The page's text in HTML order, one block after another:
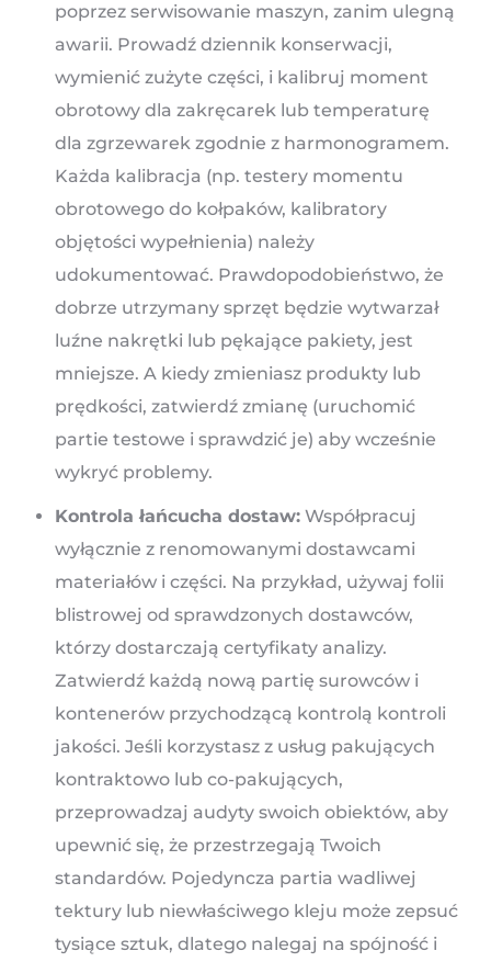
poprzez serwisowanie maszyn, zanim ulegną
awarii. Prowadź dziennik konserwacji,
wymienić zużyte części, i kalibruj moment
obrotowy dla zakręcarek lub temperaturę
dla zgrzewarek zgodnie z harmonogramem.
Każda kalibracja (np. testery momentu
obrotowego do kołpaków, kalibratory
objętości wypełnienia) należy
udokumentować. Prawdopodobieństwo, że
dobrze utrzymany sprzęt będzie wytwarzał
luźne nakrętki lub pękające pakiety, jest
mniejsze. A kiedy zmieniasz produkty lub
prędkości, zatwierdź zmianę (uruchomić
partie testowe i sprawdzić je) aby wcześnie
wykryć problemy.
Kontrola łańcucha dostaw: Współpracuj
wyłącznie z renomowanymi dostawcami
materiałów i części. Na przykład, używaj folii
blistrowej od sprawdzonych dostawców,
którzy dostarczają certyfikaty analizy.
Zatwierdź każdą nową partię surowców i
kontenerów przychodzącą kontrolą kontroli
jakości. Jeśli korzystasz z usług pakujących
kontraktowo lub co-pakujących,
przeprowadzaj audyty swoich obiektów, aby
upewnić się, że przestrzegają Twoich
standardów. Pojedyncza partia wadliwej
tektury lub niewłaściwego kleju może zepsuć
tysiące sztuk, dlatego nalegaj na spójność i